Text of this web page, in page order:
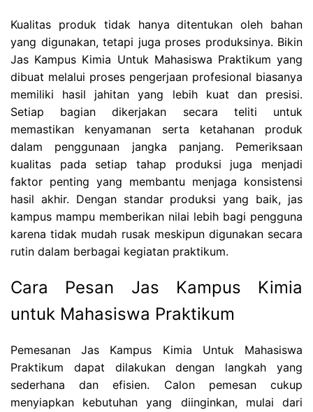
Kualitas produk tidak hanya ditentukan oleh bahan
yang digunakan, tetapi juga proses produksinya. Bikin
Jas Kampus Kimia Untuk Mahasiswa Praktikum yang
dibuat melalui proses pengerjaan profesional biasanya
memiliki hasil jahitan yang lebih kuat dan presisi.
Setiap bagian dikerjakan secara teliti untuk
memastikan kenyamanan serta ketahanan produk
dalam penggunaan jangka panjang. Pemeriksaan
kualitas pada setiap tahap produksi juga menjadi
faktor penting yang membantu menjaga konsistensi
hasil akhir. Dengan standar produksi yang baik, jas
kampus mampu memberikan nilai lebih bagi pengguna
karena tidak mudah rusak meskipun digunakan secara
rutin dalam berbagai kegiatan praktikum.
Cara Pesan Jas Kampus Kimia
untuk Mahasiswa Praktikum
Pemesanan Jas Kampus Kimia Untuk Mahasiswa
Praktikum dapat dilakukan dengan langkah yang
sederhana dan efisien. Calon pemesan cukup
menyiapkan kebutuhan yang diinginkan, mulai dari